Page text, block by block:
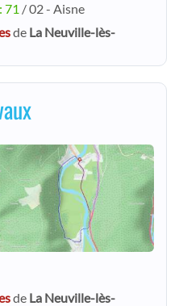
71 / 02 - Aisne
de La Neuville-lès-
de La Neuville-lès-